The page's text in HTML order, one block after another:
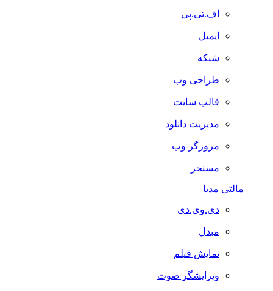
اف.تی.پی
ایمیل
شبکه
طراحی وب
قالب سایت
مدیریت دانلود
مرورگر وب
مسنجر
مالتی مدیا
دی.وی.دی
مبدل
نمایش فیلم
ویرایشگر صوت